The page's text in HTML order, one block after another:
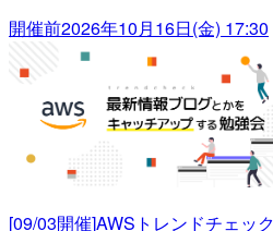
開催前2026年10月16日(金) 17:30
[09/03開催]AWSトレンドチェッ